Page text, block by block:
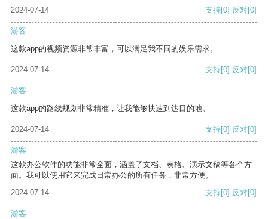
2024-07-14 支持[0] 反对[0]
游客
这款app的视频资源非常丰富，可以满足我不同的娱乐需求。
2024-07-14 支持[0] 反对[0]
游客
这款app的路线规划非常精准，让我能够快速到达目的地。
2024-07-14 支持[0] 反对[0]
游客
这款办公软件的功能非常全面，涵盖了文档、表格、演示文稿等各个方
面。我可以使用它来完成日常办公的所有任务，非常方便。
2024-07-14
支持[0] 反对[0]
游客